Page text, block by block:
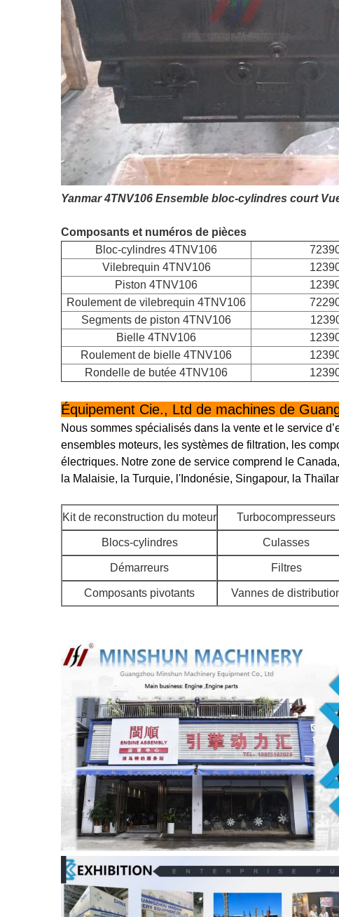
Yanmar 4TNV106 Ensemble bloc-cylindres court
Composants et numéros de pièces
Bloc-cylindres 4TNV106
Vilebrequin 4TNV106
Piston 4TNV106
Roulement de vilebrequin 4TNV106
Segments de piston 4TNV106
Bielle 4TNV106
Roulement de bielle 4TNV106
Rondelle de butée 4TNV106
Équipement Cie., Ltd de machines de
Nous sommes spécialisés dans la vente et le service
ensembles moteurs, les systèmes de filtration, les
électriques. Notre zone de service comprend le
la Malaisie, la Turquie, l'Indonésie, Singapour, la
Kit de reconstruction du moteur
Turbocompresseurs
Blocs-cylindres Culasses
Démarreurs Filtres
Composants pivotants Vannes de